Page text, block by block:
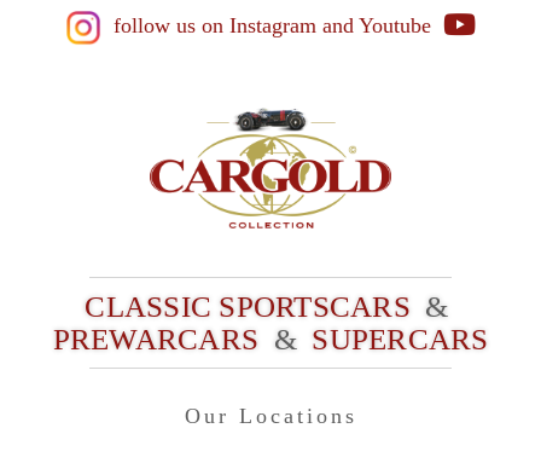
follow us on Instagram and Youtube
CLASSIC SPORTSCARS &
PREWARCARS & SUPERCARS
Our Locations